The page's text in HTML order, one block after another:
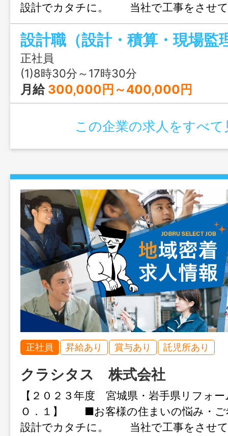
設計でカタチに。 当社で工事をさせて
らのリピート工事率７割。 ■塗装、水廻
ら大規模改修工事、 古民家改修工事や
い施工案件を担当。 ■社内でのデスク
く、 お客様ヘ自らの設計を直接提案で
す。 ■資格取得支援制度あり。 ※変更
定める業務
正社員
(1)8時30分～17時30分
月給 300,000円～400,000円
この企業の求人をすべて
正社員 昇給あり 賞与あり 託児所あり
クラシタス 株式会社
【２０２３年度 宮城県・岩手県リフォ
Ｏ．１】 ■お客様の住まいの悩み・ご
設計でカタチに。 当社で工事をさせて